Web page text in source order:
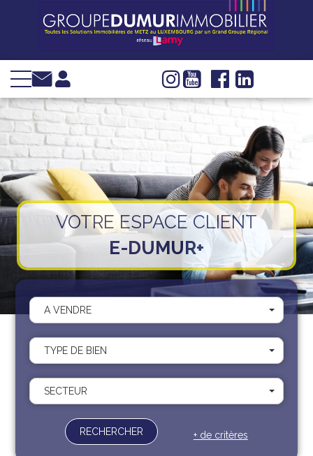
VENTE
LOCATION
INVESTIR
IMMOBILIER
D'ENTREPRISE
GESTION
SYNDIC
WEB TV
Actualités
Nous trouver
Recrutement
Contact
Documents
VOTRE ESPACE CLIENT
E-DUMUR+
A VENDRE
TYPE DE BIEN
SECTEUR
RECHERCHER + de critères